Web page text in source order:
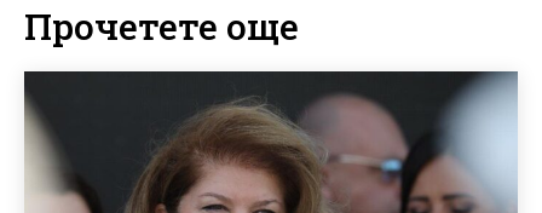
Прочетете още